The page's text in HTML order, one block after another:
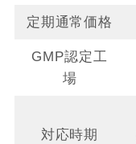
定期通常価格
GMP認定工
場
対応時期